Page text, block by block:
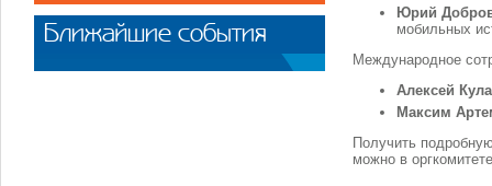
Юрий
мобильных
Международное
Алексей
Максим
Получить
можно в
Ближайшие события